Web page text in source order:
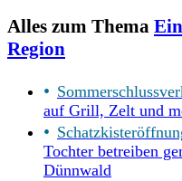
Alles zum Thema
Region
auf Grill, Zelt und
Tochter betreiben
Dünnwald